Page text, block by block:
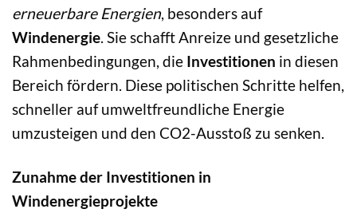
erneuerbare Energien, besonders auf
Windenergie. Sie schafft Anreize und gesetzliche
Rahmenbedingungen, die Investitionen in diesen
Bereich fördern. Diese politischen Schritte helfen,
schneller auf umweltfreundliche Energie
umzusteigen und den CO2-Ausstoß zu senken.
Zunahme der Investitionen in
Windenergieprojekte